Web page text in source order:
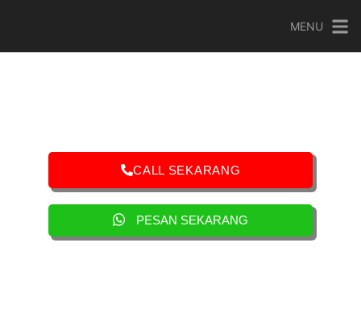
MENU
CALL SEKARANG
PESAN SEKARANG